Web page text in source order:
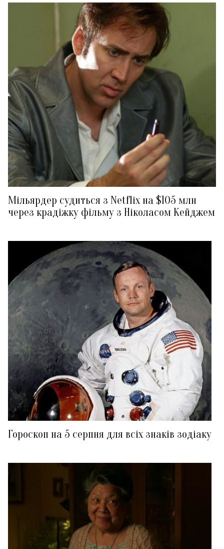
Мільярдер судиться з Netflix на $105 млн
через крадіжку фільму з Ніколасом Кейджем
Гороскоп на 5 серпня для всіх знаків зодіаку